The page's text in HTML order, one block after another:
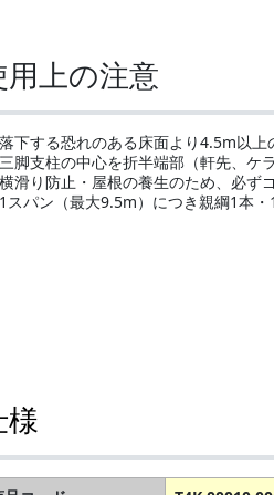
用上の注意
落下する恐れのある床面より4.5m以
三脚支柱の中心を折半端部（軒先、ケ
横滑り防止・屋根の養生のため、必ず
1スパン（最大9.5m）につき親綱1本・
様